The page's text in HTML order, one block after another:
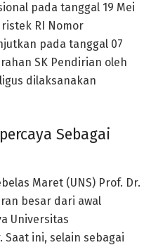
pada tanggal 19 Mei
RI Nomor
pada tanggal 07
SK Pendirian oleh
dilaksanakan
Sebagai
Maret (UNS) Prof. Dr.
besar dari awal
Universitas
Saat ini, selain sebagai